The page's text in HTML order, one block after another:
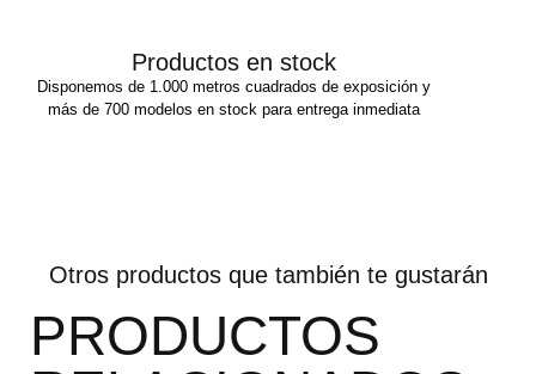
Productos en stock
Disponemos de 1.000 metros cuadrados de exposición y
más de 700 modelos en stock para entrega inmediata
Otros productos que también te gustarán
PRODUCTOS